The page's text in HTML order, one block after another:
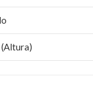
(Altura)